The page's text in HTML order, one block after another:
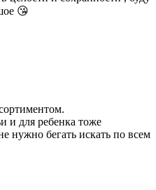
😘
и для ребенка тоже
нужно бегать искать по всем